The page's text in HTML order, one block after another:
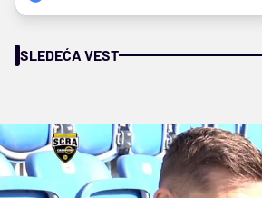
SLEDEĆA VEST